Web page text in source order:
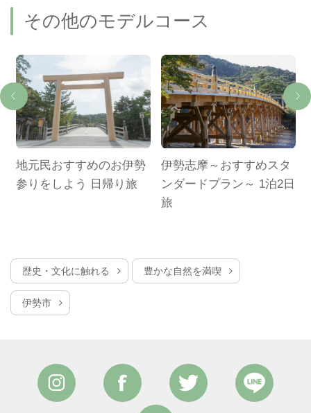
その他のモデルコース
地元民おすすめのお伊勢
参りをしよう 日帰り旅
伊勢志摩～おすすめスタ
ンダードプラン～ 1泊2日
旅
歴史・文化に触れる 豊かな自然を満喫
伊勢市